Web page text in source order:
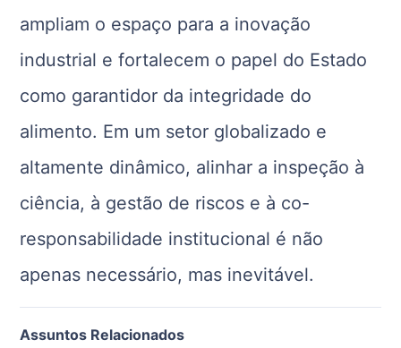
ampliam o espaço para a inovação
industrial e fortalecem o papel do Estado
como garantidor da integridade do
alimento. Em um setor globalizado e
altamente dinâmico, alinhar a inspeção à
ciência, à gestão de riscos e à co-
responsabilidade institucional é não
apenas necessário, mas inevitável.
Assuntos Relacionados